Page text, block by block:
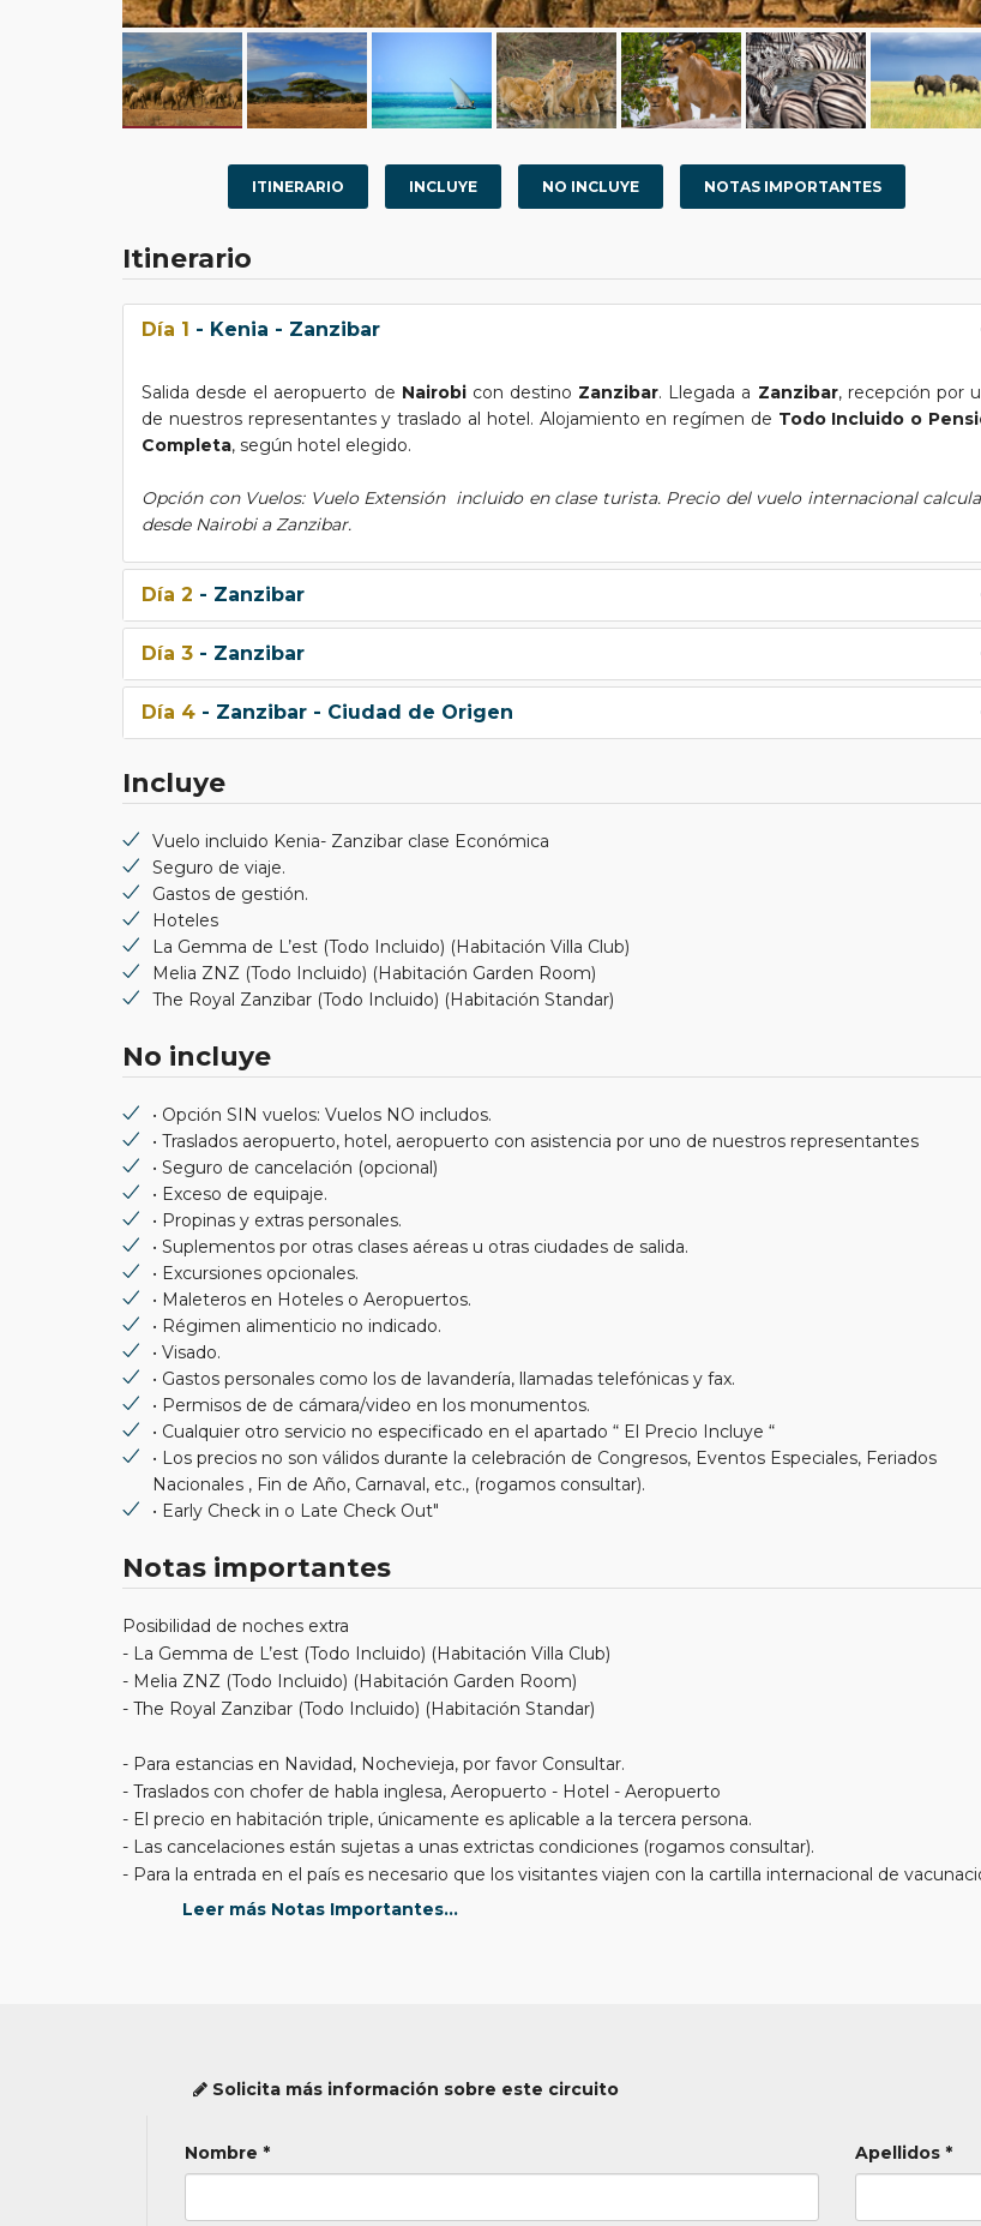
ITINERARIO INCLUYE NO INCLUYE NOTAS IMPORTANTES
Itinerario
Día 1 - Kenia - Zanzibar
Salida desde el aeropuerto de Nairobicon destino Zanzibar. Llegada a Zanzibar, recepción por
de nuestros representantes y traslado al hotel. Alojamiento en regímen de Todo Incluido o
Completa, según hotel elegido.
Opción con Vuelos: Vuelo Extensión incluido en clase turista. Precio del vuelo internacional
desde Nairobi a Zanzibar.
Día 2 - Zanzibar
Día 3 - Zanzibar
Día 4 - Zanzibar - Ciudad de Origen
Incluye
Vuelo incluido Kenia- Zanzibar clase Económica
Seguro de viaje.
Gastos de gestión.
Hoteles
La Gemma de L’est (Todo Incluido) (Habitación Villa Club)
Melia ZNZ (Todo Incluido) (Habitación Garden Room)
The Royal Zanzibar (Todo Incluido) (Habitación Standar)
No incluye
• Opción SIN vuelos: Vuelos NO includos.
• Traslados aeropuerto, hotel, aeropuerto con asistencia por uno de nuestros representantes
• Seguro de cancelación (opcional)
• Exceso de equipaje.
• Propinas y extras personales.
• Suplementos por otras clases aéreas u otras ciudades de salida.
• Excursiones opcionales.
• Maleteros en Hoteles o Aeropuertos.
• Régimen alimenticio no indicado.
• Visado.
• Gastos personales como los de lavandería, llamadas telefónicas y fax.
• Permisos de de cámara/video en los monumentos.
• Cualquier otro servicio no especificado en el apartado “ El Precio Incluye “
• Los precios no son válidos durante la celebración de Congresos, Eventos Especiales, Feriados
Nacionales , Fin de Año, Carnaval, etc., (rogamos consultar).
• Early Check in o Late Check Out"
Notas importantes
Posibilidad de noches extra
- La Gemma de L’est (Todo Incluido) (Habitación Villa Club)
- Melia ZNZ (Todo Incluido) (Habitación Garden Room)
- The Royal Zanzibar (Todo Incluido) (Habitación Standar)
- Para estancias en Navidad, Nochevieja, por favor Consultar.
- Traslados con chofer de habla inglesa, Aeropuerto - Hotel - Aeropuerto
- El precio en habitación triple, únicamente es aplicable a la tercera persona.
- Las cancelaciones están sujetas a unas extrictas condiciones (rogamos consultar).
- Para la entrada en el país es necesario que los visitantes viajen con la cartilla internacional de
el certificado vigente de la vacuna de la fiebre amarilla. Se recomiendan las vacunas de la fiebre tifoidea,
Leer más Notas Importantes...
Solicita más información sobre este circuito
Nombre * Apellidos *